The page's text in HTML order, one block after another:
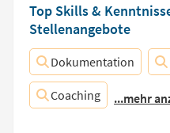
Top Skills &
Stellenangebote
Dokumentation
Coaching ...mehr